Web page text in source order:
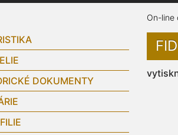
DOKUMENTY
On-line